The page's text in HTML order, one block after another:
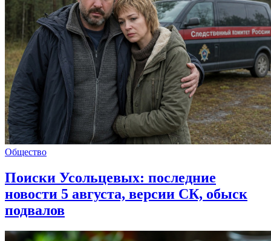
Общество
Поиски Усольцевых: последние
новости 5 августа, версии СК, обыск
подвалов